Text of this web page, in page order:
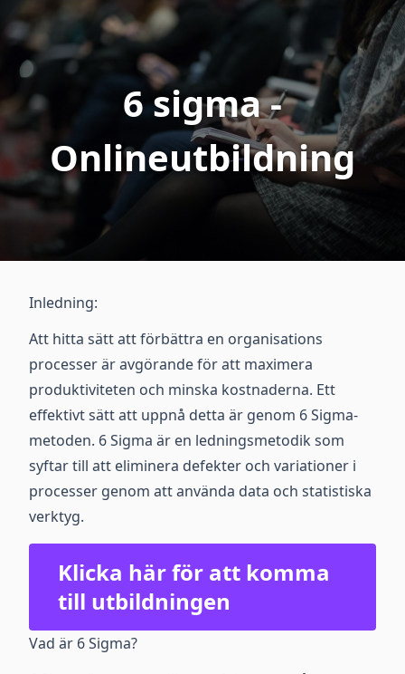
6 sigma -
Onlineutbildning
Inledning:
Att hitta sätt att förbättra en organisations
processer är avgörande för att maximera
produktiviteten och minska kostnaderna. Ett
effektivt sätt att uppnå detta är genom 6 Sigma-
metoden. 6 Sigma är en ledningsmetodik som
syftar till att eliminera defekter och variationer i
processer genom att använda data och statistiska
verktyg.
Klicka här för att komma
till utbildningen
Vad är 6 Sigma?